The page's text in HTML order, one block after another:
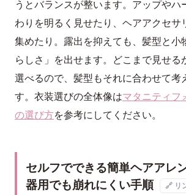
うとバランスが整います。アップやハ
わりを明るく見せたり、ヘアアクセサ
集めたり。露出を抑えても、髪型と小
らしさ」を出せます。どこまで見せる
選べるので、髪型もそれに合わせて考
す。衣装選びの全体像はマタニティフ
の選び方を参考にしてください。
セルフでできる簡単ヘアアレ
器用でも崩れにくい手順
🔗 リ